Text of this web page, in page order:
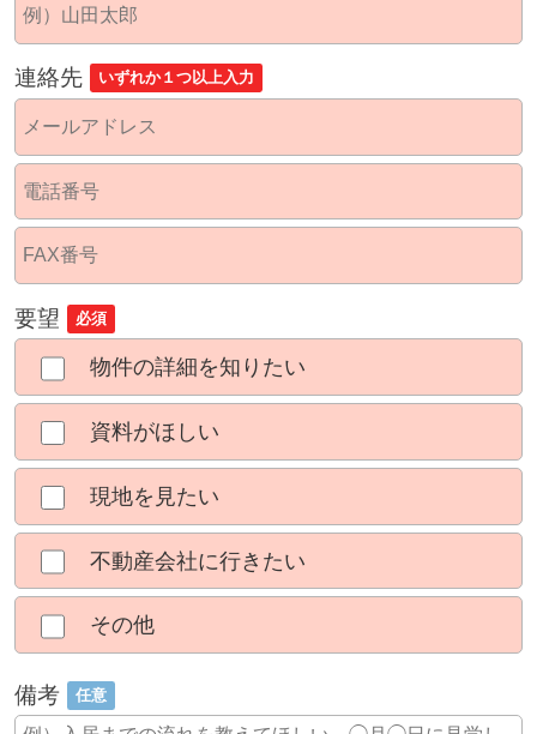
連絡先 いずれか１つ以上入力
要望 必須
物件の詳細を知りたい
資料がほしい
現地を見たい
不動産会社に行きたい
その他
備考 任意